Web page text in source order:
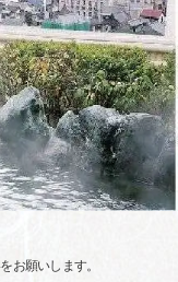
お願いします。